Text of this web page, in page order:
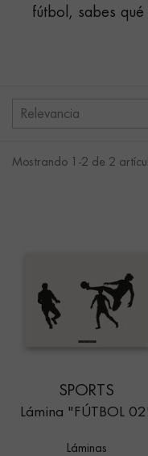
fútbol, sabes
Relevancia
Mostrando 1-2 de 2
SPORTS
Lámina "FÚTBOL
Láminas